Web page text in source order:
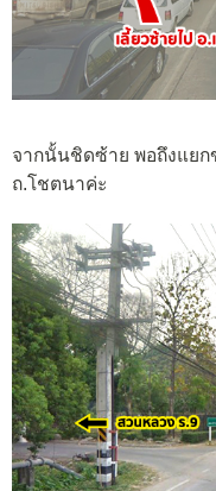
จากนั้นชิดซ้าย พอถึงแยก
ถ.โชตนาค่ะ